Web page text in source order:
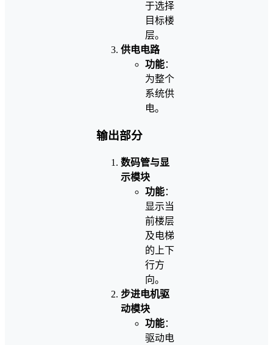
于选择
目标楼
层。
供电电路
功能：
为整个
系统供
电。
输出部分
数码管与显
示模块
功能：
显示当
前楼层
及电梯
的上下
行方
向。
步进电机驱
动模块
功能：
驱动电